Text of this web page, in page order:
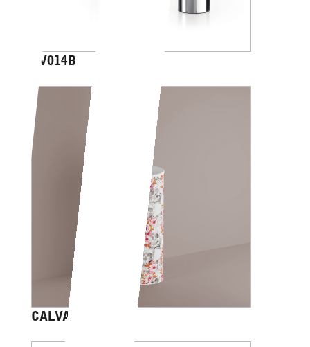
AV014B
CALVARIAM